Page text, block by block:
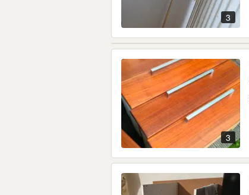
3
3